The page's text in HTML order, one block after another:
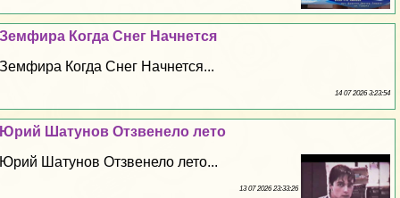
Земфира Когда Снег Начнется
Земфира Когда Снег Начнется...
14 07 2026 3:23:54
Юрий Шатунов Отзвенело лето
Юрий Шатунов Отзвенело лето...
13 07 2026 23:33:26